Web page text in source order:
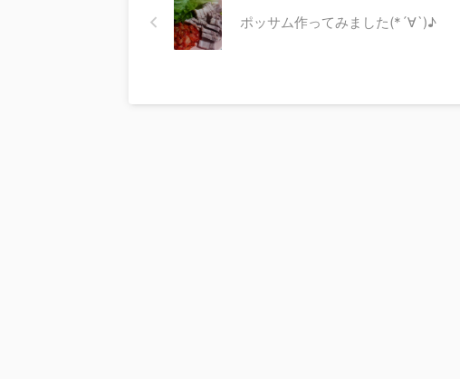
ポッサム作ってみました(*´∀`)♪